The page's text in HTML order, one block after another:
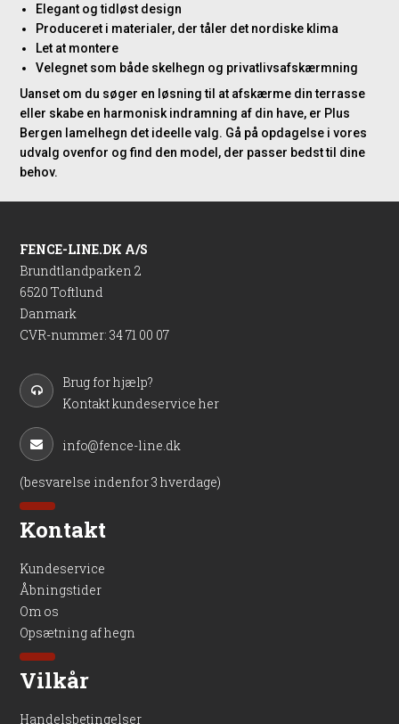
Elegant og tidløst design
Produceret i materialer, der tåler det nordiske klima
Let at montere
Velegnet som både skelhegn og privatlivsafskærmning
Uanset om du søger en løsning til at afskærme din terrasse
eller skabe en harmonisk indramning af din have, er Plus
Bergen lamelhegn det ideelle valg. Gå på opdagelse i vores
udvalg ovenfor og find den model, der passer bedst til dine
behov.
FENCE-LINE.DK A/S
Brundtlandparken 2
6520 Toftlund
Danmark
CVR-nummer: 34 71 00 07
Brug for hjælp?
Kontakt kundeservice her
info@fence-line.dk
(besvarelse indenfor 3 hverdage)
Kontakt
Kundeservice
Åbningstider
Om os
Opsætning af hegn
Vilkår
Handelsbetingelser